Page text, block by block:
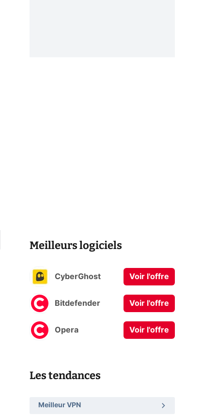
Meilleurs logiciels
CyberGhost Voir l'offre
Bitdefender Voir l'offre
Opera Voir l'offre
Les tendances
Meilleur VPN